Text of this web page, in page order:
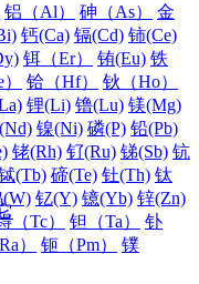
铝（Al） 砷（As）
金
钙(Ca) 镉(Cd) 铈(Ce)
铒（Er） 铕(Eu) 铁
铪（Hf）
钬（Ho）
锂(Li) 镥(Lu) 镁(Mg)
镍(Ni) 磷(P) 铅(Pb)
铑(Rh) 钌(Ru) 锑(Sb) 钪
(Tb) 碲(Te) 钍(Th) 钛
钇(Y) 镱(Yb) 锌(Zn)
（Tc） 钽（Ta）
钋
） 钷（Pm）
镤